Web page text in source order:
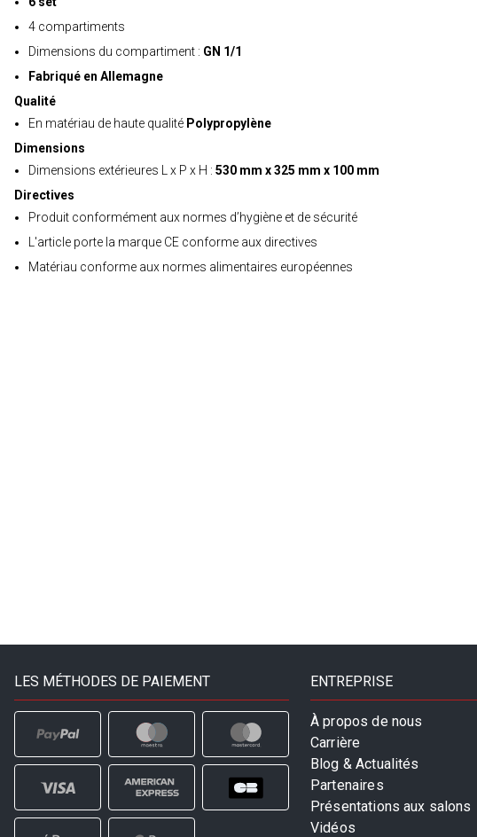
4 compartiments
Dimensions du compartiment : GN 1/1
Fabriqué en Allemagne
Qualité
En matériau de haute qualité Polypropylène
Dimensions
Dimensions extérieures L x P x H : 530 mm x 325 mm x 100 mm
Directives
Produit conformément aux normes d’hygiène et de sécurité
L'article porte la marque CE conforme aux directives
Matériau conforme aux normes alimentaires européennes
LES MÉTHODES DE PAIEMENT ENTREPRISE
À propos de nous
Carrière
Blog & Actualités
Partenaires
Présentations aux salons
Vidéos